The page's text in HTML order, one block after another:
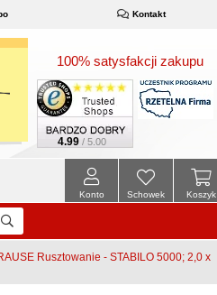
Kontakt
100% satysfakcji zakupu
4.99 / 5.00
Koszyk
Schowek
Konto
Rusztowanie - STABILO 5000; 2,0 x